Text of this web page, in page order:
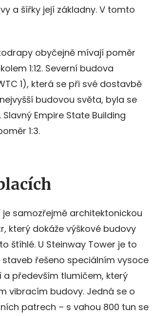
a šířky její základny. V tomto
obyčejně mívají poměr
1:12. Severní budova
1), která se při své dostavbě
budovou světa, byla se
Empire State Building
1:3.
samozřejmě architektonickou
který dokáže výškové budovy
štíhlé. U Steinway Tower je to
řešeno speciálním vysoce
především tlumičem, který
vibracím budovy. Jedná se o
patrech – s vahou 800 tun se